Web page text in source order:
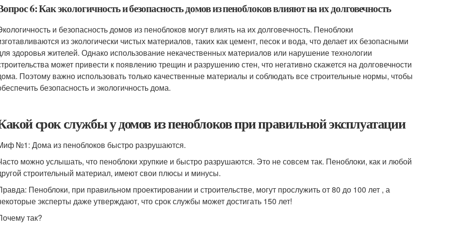
6: Как экологичность и безопасность домов из пеноблоков влияют на их долговечность
и безопасность домов из пеноблоков могут влиять на их долговечность. Пеноблоки
из экологически чистых материалов, таких как цемент, песок и вода, что делает их безопасными
здоровья жителей. Однако использование некачественных материалов или нарушение технологии
может привести к появлению трещин и разрушению стен, что негативно скажется на долговечности
Поэтому важно использовать только качественные материалы и соблюдать все строительные нормы, чтобы
безопасность и экологичность дома.
срок службы у домов из пеноблоков при правильной эксплуатации
№1: Дома из пеноблоков быстро разрушаются.
можно услышать, что пеноблоки хрупкие и быстро разрушаются. Это не совсем так. Пеноблоки, как и любой
строительный материал, имеют свои плюсы и минусы.
Пеноблоки, при правильном проектировании и строительстве, могут прослужить от 80 до 100 лет , а
эксперты даже утверждают, что срок службы может достигать 150 лет!
так?